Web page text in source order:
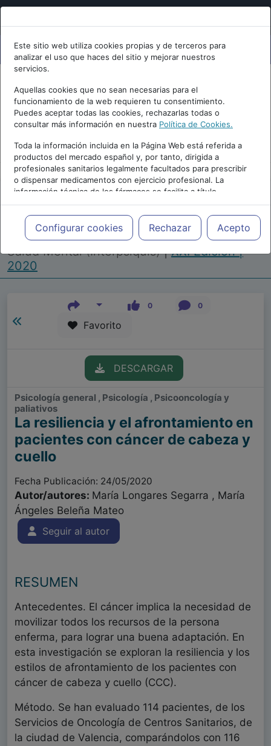
Este sitio web utiliza cookies propias y de terceros para
analizar el uso que haces del sitio y mejorar nuestros
servicios.
Aquellas cookies que no sean necesarias para el
funcionamiento de la web requieren tu consentimiento.
Puedes aceptar todas las cookies, rechazarlas todas o
consultar más información en nuestra Política de Cookies.
Toda la información incluida en la Página Web está referida a
productos del mercado español y, por tanto, dirigida a
profesionales sanitarios legalmente facultados para prescribir
o dispensar medicamentos con ejercicio profesional. La
información técnica de los fármacos se facilita a título
meramente informativo, siendo responsabilidad de los
profesionales facultados prescribir medicamentos y decidir, en
cada caso concreto, el tratamiento más adecuado a las
necesidades del paciente.
Configurar cookies Rechazar Acepto
Repositorio de Artículos |Congreso Virtual
Internacional de Psiquiatría, Psicología y
Salud Mental (Interpsiquis)|XXI Edición |
2020
0 0
Favorito
DESCARGAR
Psicología general , Psicología , Psicooncología y
paliativos
La resiliencia y el afrontamiento en
pacientes con cáncer de cabeza y
cuello
Fecha Publicación: 24/05/2020
Autor/autores: María Longares Segarra , María
Ángeles Beleña Mateo
Seguir al autor
RESUMEN
Antecedentes. El cáncer implica la necesidad de
movilizar todos los recursos de la persona
enferma, para lograr una buena adaptación. En
esta investigación se exploran la resiliencia y los
estilos de afrontamiento de los pacientes con
cáncer de cabeza y cuello (CCC).
Método. Se han evaluado 114 pacientes, de los
Servicios de Oncología de Centros Sanitarios, de
la ciudad de Valencia, comparándolos con 116